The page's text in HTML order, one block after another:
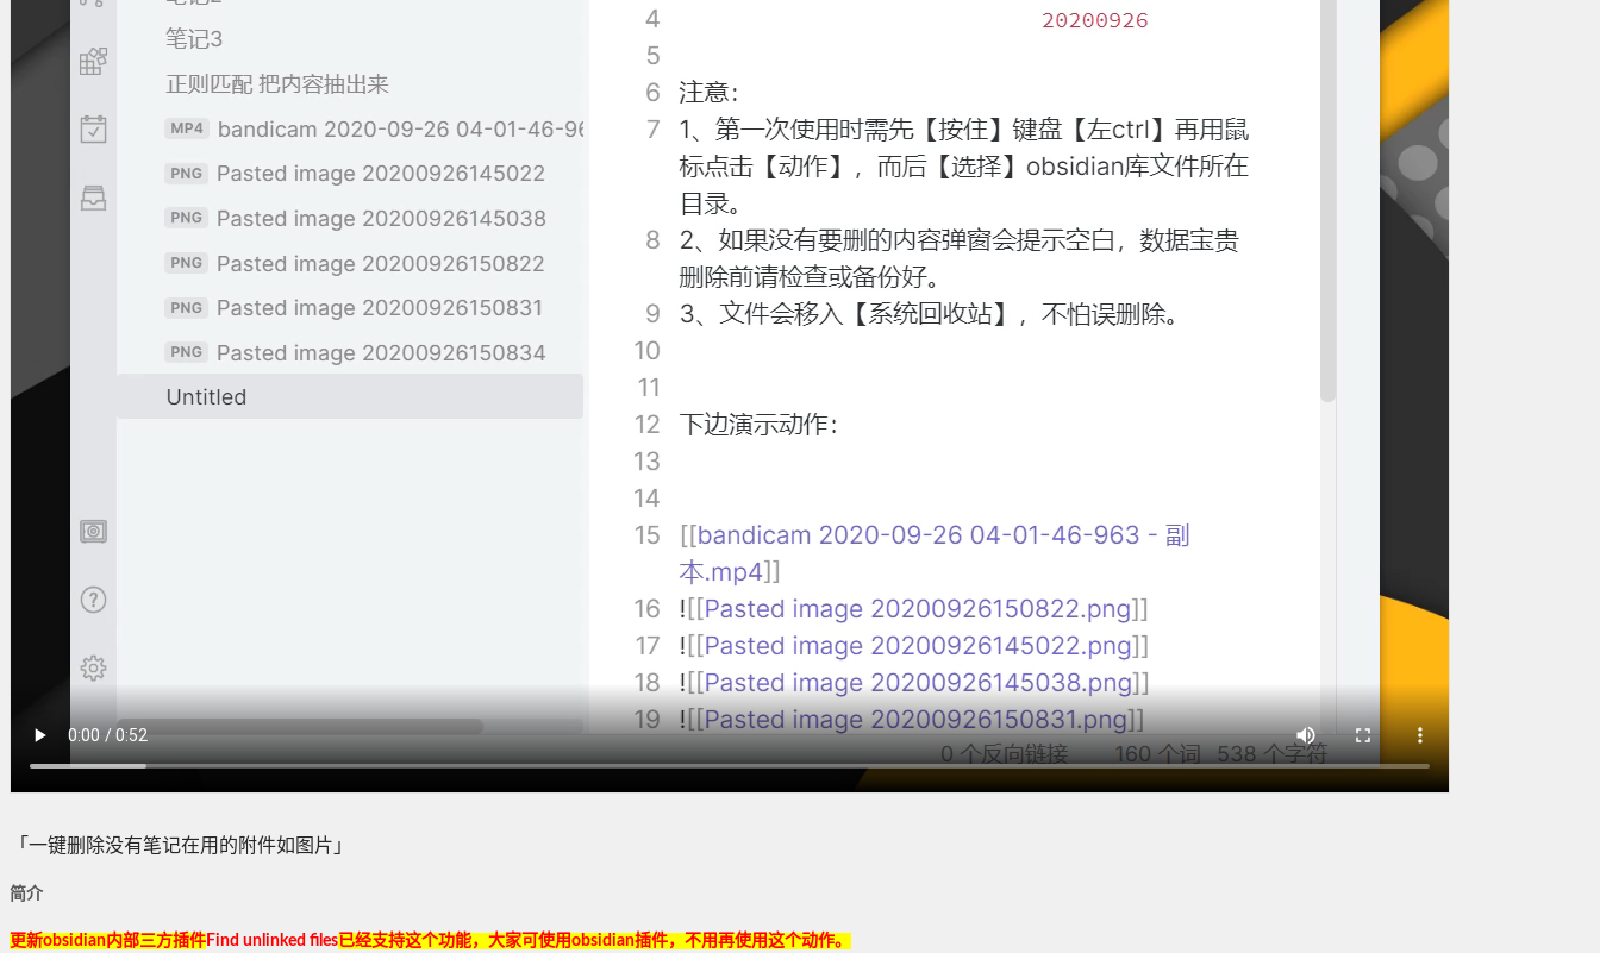
「一键删除没有笔记在用的附件如图片」
简介
更新obsidian内部三方插件 Find unlinked files已经支持这个功能，大家可使用obsidian插件，不用再使用这个动作。